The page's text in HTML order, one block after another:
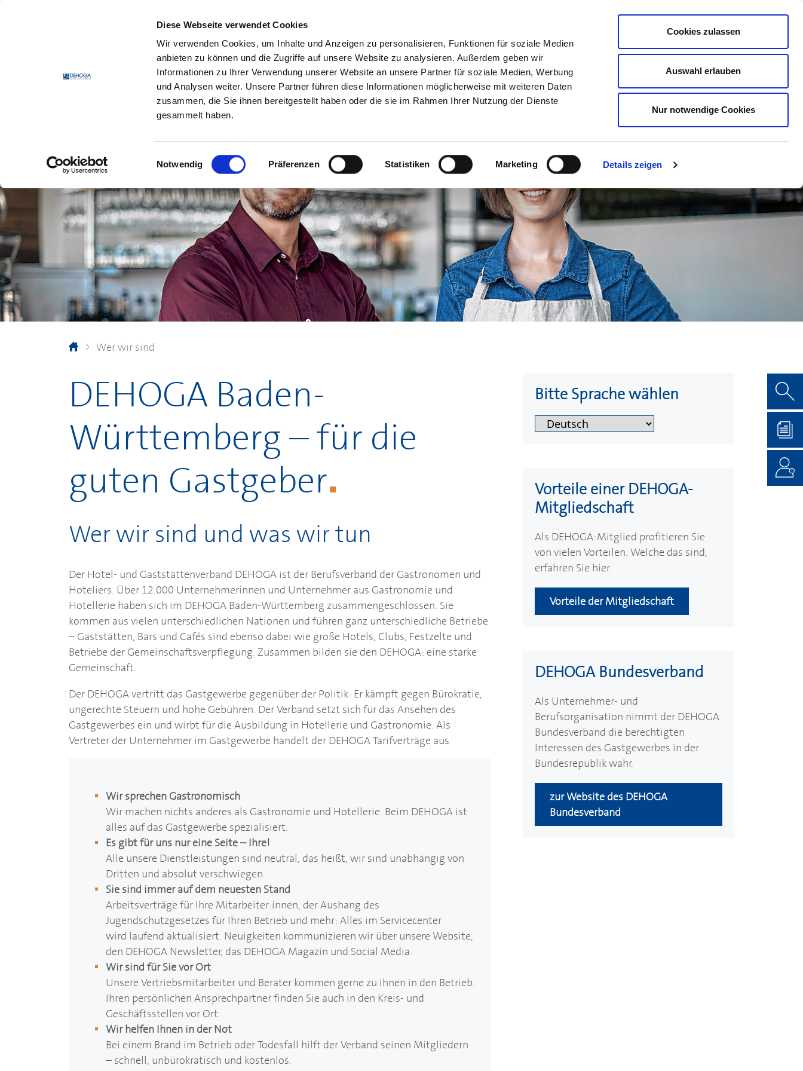
Diese Webseite verwendet Cookies
Wir verwenden Cookies, um Inhalte und Anzeigen zu personalisieren, Funktionen für soziale Medien
anbieten zu können und die Zugriffe auf unsere Website zu analysieren. Außerdem geben wir
Informationen zu Ihrer Verwendung unserer Website an unsere Partner für soziale Medien, Werbung
und Analysen weiter. Unsere Partner führen diese Informationen möglicherweise mit weiteren Daten
zusammen, die Sie ihnen bereitgestellt haben oder die sie im Rahmen Ihrer Nutzung der Dienste
gesammelt haben.
Einwilligungsauswahl
Notwendig Präferenzen Statistiken Marketing Details zeigen
Cookies zulassen
Auswahl erlauben
Nur notwendige Cookies
DEHOGA MITMACHEN INFORMIEREN SPAREN & PARTNER BERATEN AUSZEICHNEN
Wer wir sind
DEHOGA Baden-
Württemberg – für die
guten Gastgeber
Wer wir sind und was wir tun
Der Hotel- und Gaststättenverband DEHOGA ist der Berufsverband der Gastronomen und
Hoteliers. Über 12.000 Unternehmerinnen und Unternehmer aus Gastronomie und
Hotellerie haben sich im DEHOGA Baden-Württemberg zusammengeschlossen. Sie
kommen aus vielen unterschiedlichen Nationen und führen ganz unterschiedliche Betriebe
– Gaststätten, Bars und Cafés sind ebenso dabei wie große Hotels, Clubs, Festzelte und
Betriebe der Gemeinschaftsverpflegung. Zusammen bilden sie den DEHOGA: eine starke
Gemeinschaft.
Der DEHOGAvertritt das Gastgewerbe gegenüber der Politik: Er kämpft gegen Bürokratie,
ungerechte Steuern und hohe Gebühren. Der Verband setzt sich für das Ansehen des
Gastgewerbes ein und wirbt für die Ausbildung in Hotellerie und Gastronomie. Als
Vertreter der Unternehmer im Gastgewerbe handelt der DEHOGATarifverträge aus.
Wir sprechen Gastronomisch
Wir machen nichts anderes als Gastronomie und Hotellerie. Beim DEHOGAist
alles auf das Gastgewerbe spezialisiert.
Es gibt für uns nur eine Seite – Ihre!
Alle unsere Dienstleistungen sind neutral, das heißt, wir sind unabhängig von
Dritten und absolut verschwiegen.
Sie sind immer auf dem neuesten Stand
Arbeitsverträge für Ihre Mitarbeiter:innen, der Aushang des
Jugendschutzgesetzes für Ihren Betrieb und mehr: Alles im Servicecenter
wird laufend aktualisiert. Neuigkeiten kommunizieren wir über unsere Website,
den DEHOGANewsletter, das DEHOGAMagazin und Social Media.
Wir sind für Sie vor Ort
Unsere Vertriebsmitarbeiter und Berater kommen gerne zu Ihnen in den Betrieb.
Ihren persönlichen Ansprechpartner finden Sie auch in den Kreis- und
Geschäftsstellen vor Ort.
Wir helfen Ihnen in der Not
Bei einem Brand im Betrieb oder Todesfall hilft der Verband seinen Mitgliedern
– schnell, unbürokratisch und kostenlos.
Bitte Sprache wählen
Vorteile einer DEHOGA-
Mitgliedschaft
Als DEHOGA-Mitglied profitieren Sie
von vielen Vorteilen. Welche das sind,
erfahren Sie hier.
Vorteile der Mitgliedschaft
DEHOGABundesverband
Als Unternehmer- und
Berufsorganisation nimmt der DEHOGA
Bundesverband die berechtigten
Interessen des Gastgewerbes in der
Bundesrepublik wahr.
zur Website des DEHOGA
Bundesverband